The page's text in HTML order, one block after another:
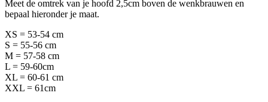
Meet de omtrek van je hoofd 2,5cm boven de wenkbrauwen en
bepaal hieronder je maat.
XS = 53-54 cm
S = 55-56 cm
M = 57-58 cm
L = 59-60cm
XL = 60-61 cm
XXL = 61cm